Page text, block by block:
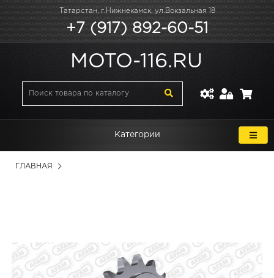
Татарстан, г.Нижнекамск, ул.Вокзальная 18
+7 (917) 892-60-51
MOTO-116.RU
Категории
ГЛАВНАЯ